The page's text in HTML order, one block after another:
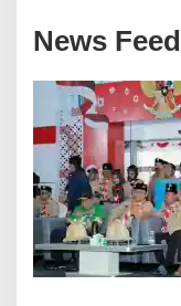
News Feed